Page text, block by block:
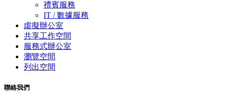
禮賓服務
IT / 數據服務
虛擬辦公室
共享工作空間
服務式辦公室
瀏覽空間
列出空間
聯絡我們